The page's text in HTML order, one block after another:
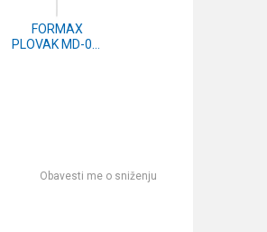
FORMAX
PLOVAK MD-03,
Obavesti me o sniženju